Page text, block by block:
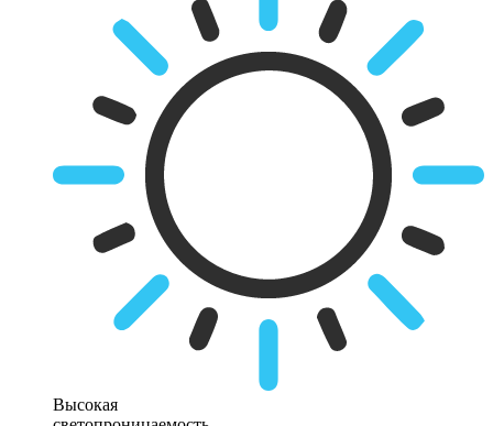
Высокая